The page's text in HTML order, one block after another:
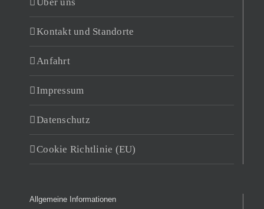
Kontakt und Standorte
Anfahrt
Impressum
Datenschutz
Cookie Richtlinie (EU)
Allgemeine Informationen